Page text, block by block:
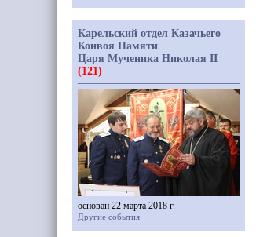
Карельский отдел Казачьего
Конвоя Памяти
Царя Мученика Николая II
(121)
основан 22 марта 2018 г.
Другие события